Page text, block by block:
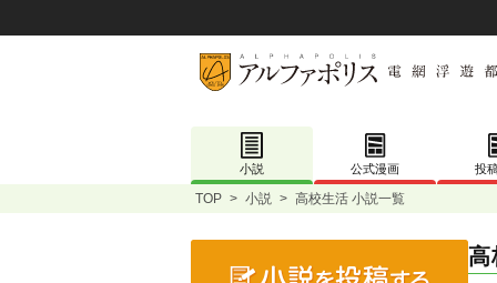
小説 公式漫画 投
TOP > 小説 > 高校生活 小説一覧
高